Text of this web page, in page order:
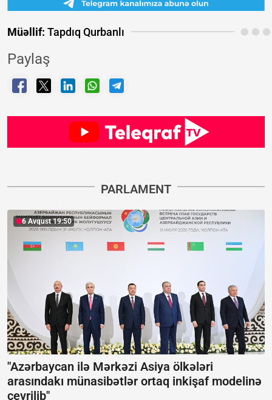
Müəllif: Tapdıq Qurbanlı
Paylaş
PARLAMENT
6 Avqust 19:50
"Azərbaycan ilə Mərkəzi Asiya ölkələri
arasındakı münasibətlər ortaq inkişaf modelinə
çevrilib"